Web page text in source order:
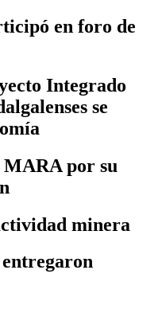
en foro de
Integrado
se
por su
minera